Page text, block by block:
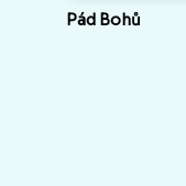
Pád Bohů